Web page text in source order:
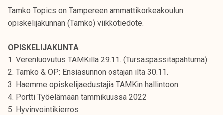
r
n
a
m
m
a
t
Tamko Topics on Tampereen ammattikorkeakoulun
opiskelijakunnan (Tamko) viikkotiedote.
OPISKELIJAKUNTA
1. Verenluovutus TAMKilla 29.11. (Tursaspassitapahtuma)
2. Tamko & OP: Ensiasunnon ostajan ilta 30.11.
3. Haemme opiskelijaedustajia TAMKin hallintoon
4. Portti Työelämään tammikuussa 2022
5. Hyvinvointikierros